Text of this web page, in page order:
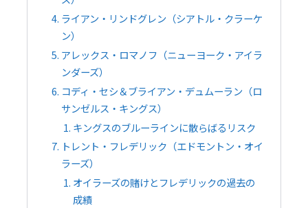
ライアン・リンドグレン（シアトル・クラーケ
ン）
アレックス・ロマノフ（ニューヨーク・アイラ
ンダーズ）
コディ・セシ＆ブライアン・デュムーラン（ロ
サンゼルス・キングス）
キングスのブルーラインに散らばるリスク
トレント・フレデリック（エドモントン・オイ
ラーズ）
オイラーズの賭けとフレデリックの過去の
成績